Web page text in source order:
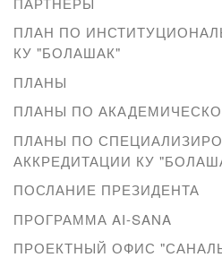
ПЛАН ПО
КУ "БОЛАШАК"
ПЛАНЫ
ПЛАНЫ ПО
ПЛАНЫ ПО
АККРЕДИТАЦИИ КУ
ПОСЛАНИЕ ПРЕЗИДЕНТА
ПРОГРАММА AI-SANA
ПРОЕКТНЫЙ ОФИС